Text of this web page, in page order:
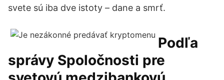
svete sú iba dve istoty – dane a smrť.
Podľa
správy Spoločnosti pre